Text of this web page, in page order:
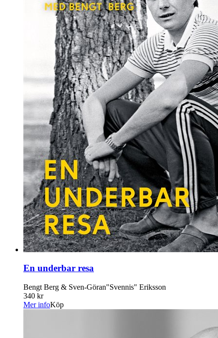
En underbar resa
Bengt Berg & Sven-Göran"Svennis" Eriksson
340 kr
Mer infoKöp